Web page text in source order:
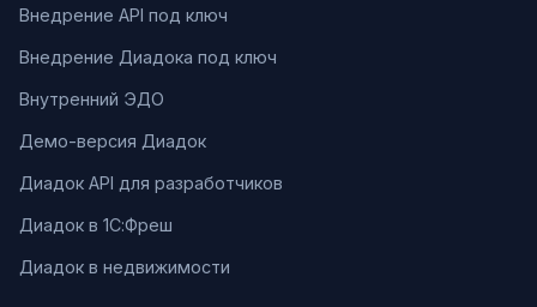
Внедрение API под ключ
Внедрение Диадока под ключ
Внутренний ЭДО
Демо-версия Диадок
Диадок API для разработчиков
Диадок в 1С:Фреш
Диадок в недвижимости